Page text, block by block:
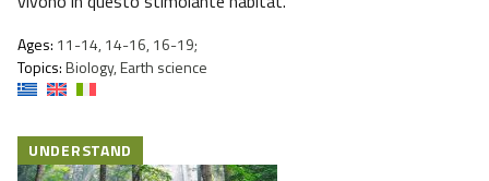
Ages: 11-14, 14-16, 16-19;
Topics:Biology, Earth science
UNDERSTAND